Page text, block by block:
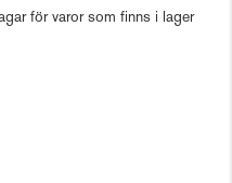
för varor som finns i lager